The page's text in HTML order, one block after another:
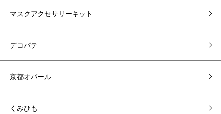
マスクアクセサリーキット
デコパテ
京都オパール
くみひも